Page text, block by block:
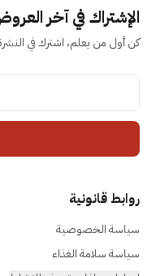
الإشتراك في آخر
كن أول من يعلم، اشترك في النشرة
روابط قانونية
سياسة الخصوصية
سياسة سلامة الغذاء